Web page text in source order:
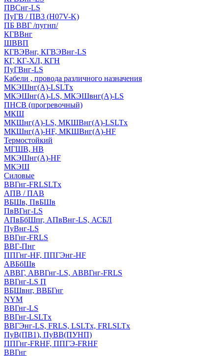
ПВСнг-LS
ПуГВ / ПВ3 (H07V-K)
ПБ ВВГ /пугнп/
КГВВнг
ШВВП
КГВЭВнг, КГВЭВнг-LS
КГ, КГ-ХЛ, КГН
ПуГВнг-LS
Кабели , провода различного назначения
МКЭШнг(А)-LSLTx
МКЭШнг(А)-LS, МКЭШвнг(А)-LS
ПНСВ (прогревочный)
МКШ
МКШнг(А)-LS, МКШВнг(А)-LSLTx
МКШнг(А)-HF, МКШВнг(А)-HF
Термостойкий
МГШВ, НВ
МКЭШнг(А)-HF
МКЭШ
Силовые
ВВГнг-FRLSLTx
АПВ / ПАВ
ВБШв, ПвБШв
ПвВГнг-LS
АПвБбШпг, АПвВнг-LS, АСБЛ
ПуВнг-LS
ВВГнг-FRLS
ВВГ-Пнг
ППГнг-HF, ППГЭнг-HF
АВБбШв
АВВГ, АВВГнг-LS, АВВГнг-FRLS
ВВГнг-LS П
ВБШвнг, ВВБГнг
NYM
ВВГнг-LS
ВВГнг-LSLTx
ВВГЭнг-LS, FRLS, LSLTx, FRLSLTx
ПуВ(ПВ1), ПуВВ(ПУНП)
ППГнг-FRHF, ППГЭ-FRHF
ВВГнг